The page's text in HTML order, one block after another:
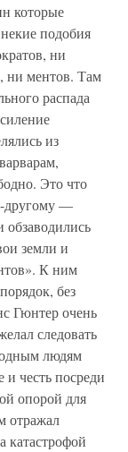
которые
подобия
ни
ни ментов. Там
распада
из
Это что
другому —
земли и
К ним
без
Гюнтер очень
следовать
людям
и честь посреди
опорой для
отражал
катастрофой